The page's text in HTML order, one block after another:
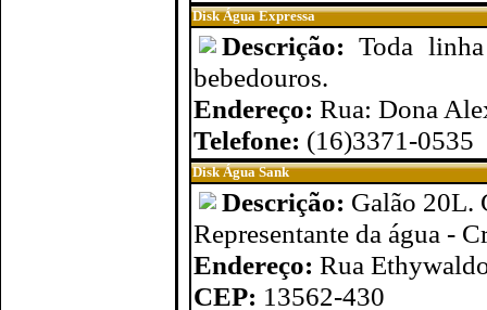
Disk Água Expressa
Descrição:Toda
bebedouros.
Endereço: Rua: Dona
Telefone: (16)3371-0535
Disk Água Sank
Descrição: Galão 20L.
Representante da água -
Endereço: Rua
CEP: 13562-430